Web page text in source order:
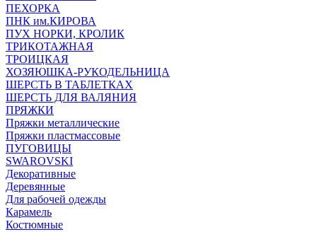
ПЕХОРКА
ПНК им.КИРОВА
ПУХ НОРКИ, КРОЛИК
ТРИКОТАЖНАЯ
ТРОИЦКАЯ
ХОЗЯЮШКА-РУКОДЕЛЬНИЦА
ШЕРСТЬ В ТАБЛЕТКАХ
ШЕРСТЬ ДЛЯ ВАЛЯНИЯ
ПРЯЖКИ
Пряжки металлические
Пряжки пластмассовые
ПУГОВИЦЫ
SWAROVSKI
Декоративные
Деревянные
Для рабочей одежды
Карамель
Костюмные